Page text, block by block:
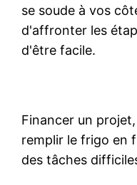
se soude à vos
d'affronter les
d'être facile.
Financer un
remplir le frigo en
des tâches